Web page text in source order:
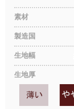
素材
製造国
生地幅
生地厚